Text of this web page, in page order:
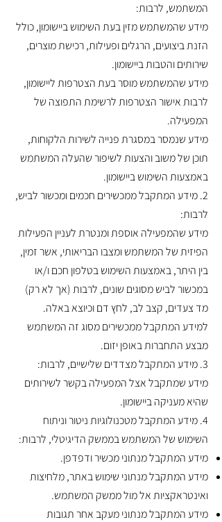
המשתמש, לרבות:
מידע שהמשתמש מזין בעת השימוש ביישומון, כולל
הזנת ביצועים, הרגלים ופעילות, רכישת מוצרים,
שירותים והטבות ביישומון.
מידע שהמשתמש מוסר בעת הצטרפות ליישומון,
לרבות אישור הצטרפות לרשימת התפוצה של
המפעילה.
מידע שנמסר במסגרת פנייה לשירות הלקוחות,
תוכן של משוב והצעות לשיפור שהעלה המשתמש
באמצעות השימוש ביישומון.
2. מידע המתקבל ממכשירים חכמים ומכשור לביש,
לרבות:
מידע שהמפעילה אוספת ומנטרת לעניין הפעילות
הפיזית של המשתמש ומצבו הבריאותי, אשר זמין,
בין היתר, באמצעות השימוש בטלפון חכם ו/או
במכשור לביש מסוגים שונים, לרבות (אך לא רק)
מד צעדים, קצב לב, לחץ דם וכיוצא באלה.
למידע המתקבל ממכשירים מסוג זה המשתמש
מבצע התחברות באופן יזום.
3. מידע המתקבל מצדדים שלישיים, לרבות:
מידע שמתקבל אצל המפעילה בקשר לשירותים
שהיא ‎מעניקה ביישומון.
4. מידע המתקבל מטכנולוגיות ניטור וניתוח
השימוש של המשתמש בממשק הדיגיטלי, לרבות:
מידע המתקבל מנתוני מכשיר ודפדפן.
מידע המתקבל מנתוני שימוש באתר, מלחיצות
ואינטראקציות אל מול ממשק המשתמש.
מידע המתקבל מנתוני מעקב אחר תגובות